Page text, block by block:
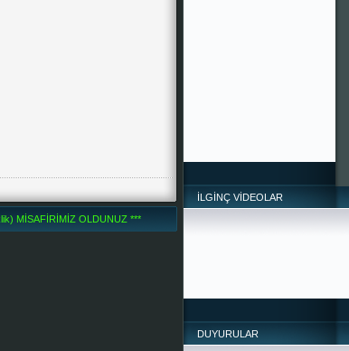
MİSAFİRİMİZ OLDUNUZ ***
İLGİNÇ VİDEOLAR
DUYURULAR